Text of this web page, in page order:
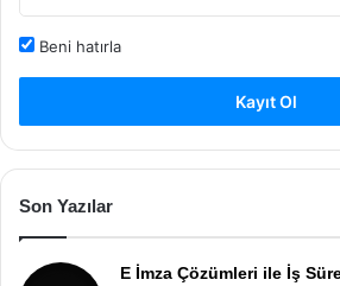
Beni hatırla
Kayıt Ol
Son Yazılar
E İmza Çözümleri ile İş